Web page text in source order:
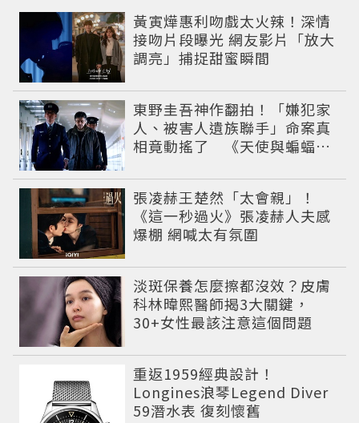
黃寅燁惠利吻戲太火辣！深情
接吻片段曝光 網友影片「放大
調亮」捕捉甜蜜瞬間
東野圭吾神作翻拍！「嫌犯家
人、被害人遺族聯手」命案真
相竟動搖了 《天使與蝙蝠》
張凌赫王楚然「太會親」！
《這一秒過火》張凌赫人夫感
爆棚 網喊太有氛圍
淡斑保養怎麼擦都沒效？皮膚
科林暐熙醫師揭3大關鍵，
30+女性最該注意這個問題
重返1959經典設計！
Longines浪琴Legend Diver
59潛水表 復刻懷舊